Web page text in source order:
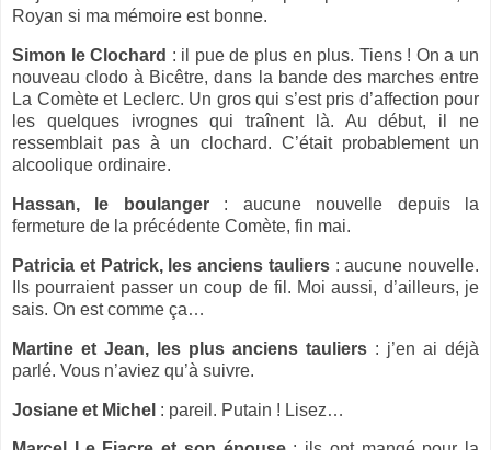
Royan si ma mémoire est bonne.
Simon le Clochard : il pue de plus en plus. Tiens ! On a un
nouveau clodo à Bicêtre, dans la bande des marches entre
La Comèteet Leclerc. Un gros qui s’est pris d’affection pour
les quelques ivrognes qui traînent là. Au début, il ne
ressemblait pas à un clochard. C’était probablement un
alcoolique ordinaire.
Hassan, le boulanger: aucune nouvelle depuis la
fermeture de la précédente Comète, fin mai.
Patricia et Patrick, les anciens tauliers: aucune nouvelle.
Ils pourraient passer un coup de fil. Moi aussi, d’ailleurs, je
sais. On est comme ça…
Martine et Jean, les plus anciens tauliers : j’en ai déjà
parlé. Vous n’aviez qu’à suivre.
Josiane et Michel : pareil. Putain ! Lisez…